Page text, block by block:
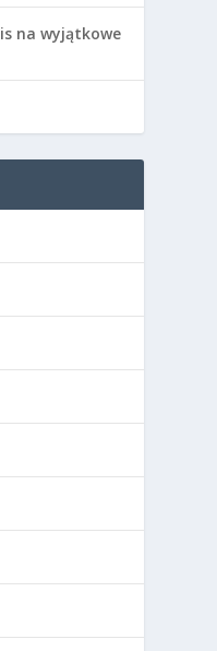
na wyjątkowe